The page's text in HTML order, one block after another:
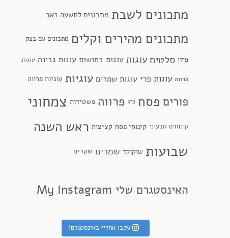
מתכונים לשבת מתכונים לתשעה באב
מתכונים מהירים וקלים מתכונים עם בצק
פילו סלטים עוגות עוגות בחושות עוגות גבינה עוגות
פרווה עוגות פרי עוגות שמרים עוגיות עוגיות פרווה
פורים פסח פרג פרווה פשטידות צמחוני
קינוחים טבעוני קינוחי פסח קציצות ראש השנה
שבועות שוקולד שמרים שקדים
האינסטגרם שלי My Instagram
עקבו אחריי באינסטגרם!